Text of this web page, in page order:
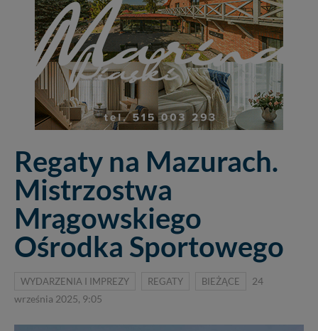
Regaty na Mazurach.
Mistrzostwa
Mrągowskiego
Ośrodka Sportowego
WYDARZENIA I IMPREZY REGATY BIEŻĄCE
24
września 2025, 9:05